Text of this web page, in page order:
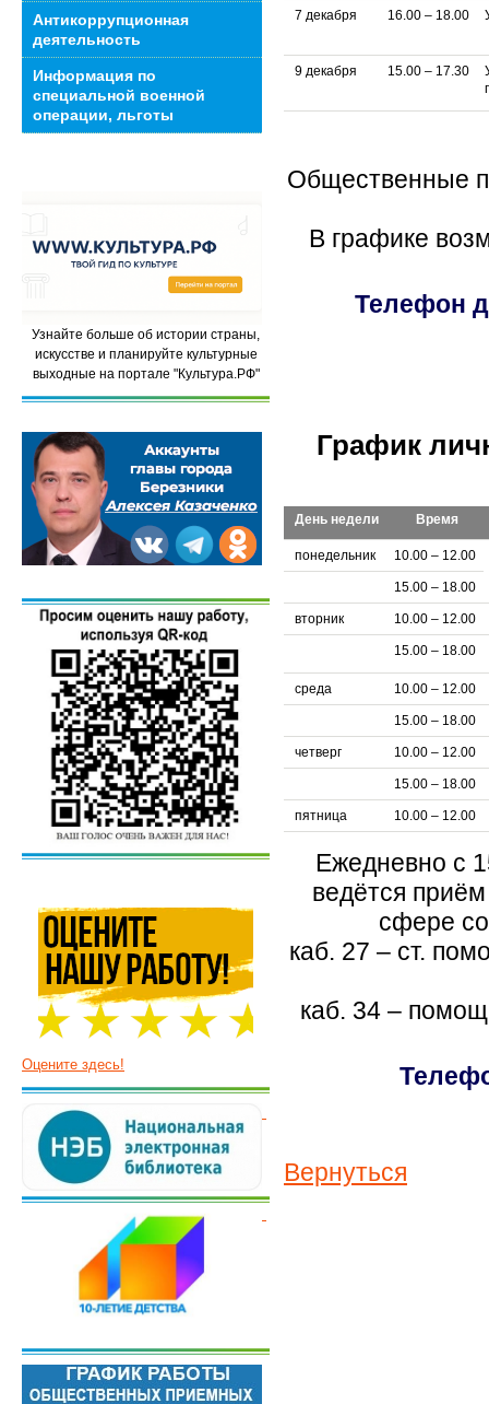
7 декабря 16.00 – 18.00
9 декабря 15.00 – 17.30
Общественные
В графике
Телефон
График
День недели Время
понедельник 10.00 – 12.00
15.00 – 18.00
вторник 10.00 – 12.00
15.00 – 18.00
среда 10.00 – 12.00
15.00 – 18.00
четверг 10.00 – 12.00
15.00 – 18.00
пятница 10.00 – 12.00
Ежедневно с
ведётся
сфере
каб. 27 – ст.
каб. 34 –
Вернуться
Антикоррупционная
деятельность
Информация по
специальной военной
операции, льготы
Узнайте больше об истории страны,
искусстве и планируйте культурные
выходные на портале "Культура.РФ"
Оцените здесь!